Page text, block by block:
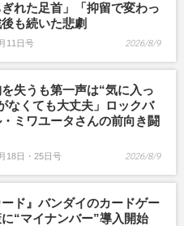
ぎれた足首」「抑留で変わっ
も続いた悲劇
11日号 2026/8/9
失うも第一声は“気に入っ
なくても大丈夫」ロックバ
ミワユータさんの前向き闘
18日・25日号 2026/8/9
ード』バンダイのカードゲー
“マイナンバー”導入開始